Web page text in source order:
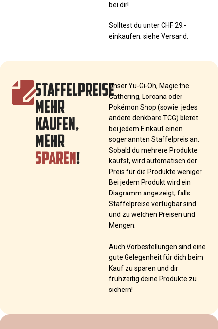
bei dir!
Solltest du unter CHF 29.-
einkaufen, siehe Versand.
STAFFELPREISE
MEHR
KAUFEN,
MEHR
SPAREN!
Unser Yu-Gi-Oh, Magic the
Gathering, Lorcana oder
Pokémon Shop (sowie jedes
andere denkbare TCG) bietet
bei jedem Einkauf einen
sogenannten Staffelpreis an.
Sobald du mehrere Produkte
kaufst, wird automatisch der
Preis für die Produkte weniger.
Bei jedem Produkt wird ein
Diagramm angezeigt, falls
Staffelpreise verfügbar sind
und zu welchen Preisen und
Mengen.
Auch Vorbestellungen sind eine
gute Gelegenheit für dich beim
Kauf zu sparen und dir
frühzeitig deine Produkte zu
sichern!